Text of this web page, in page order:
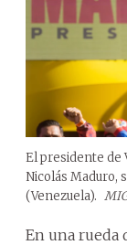
El presidente de
Nicolás Maduro,
(Venezuela).
En una rueda